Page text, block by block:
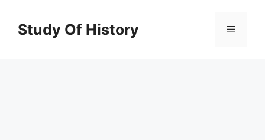
contentStudy Of History Menu